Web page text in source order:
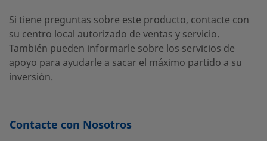
SS-
4BHT-
18
PTFE 1/4 pulg.
Adaptador
a tubo
Swagelok®
1/4 pulg.
4BHT-
Si tiene preguntas sobre este producto, contacte con
su centro local autorizado de ventas y servicio.
También pueden informarle sobre los servicios de
apoyo para ayudarle a sacar el máximo partido a su
inversión.
Contacte con Nosotros